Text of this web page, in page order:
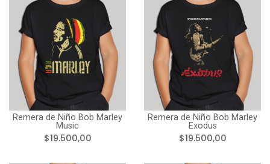
Remera de Niño Bob Marley
Music
$19.500,00
Remera de Niño Bob Marley
Exodus
$19.500,00